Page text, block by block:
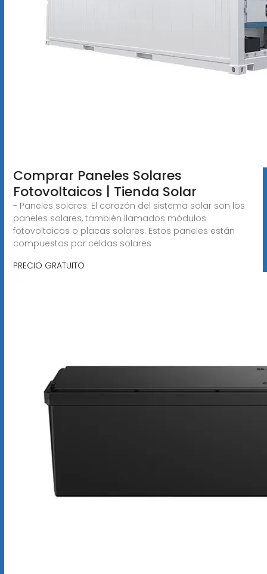
Comprar Paneles Solares
Fotovoltaicos | Tienda Solar
- Paneles solares: El corazón del sistema solar son los
paneles solares, también llamados módulos
fotovoltaicos o placas solares. Estos paneles están
compuestos por celdas solares
PRECIO GRATUITO